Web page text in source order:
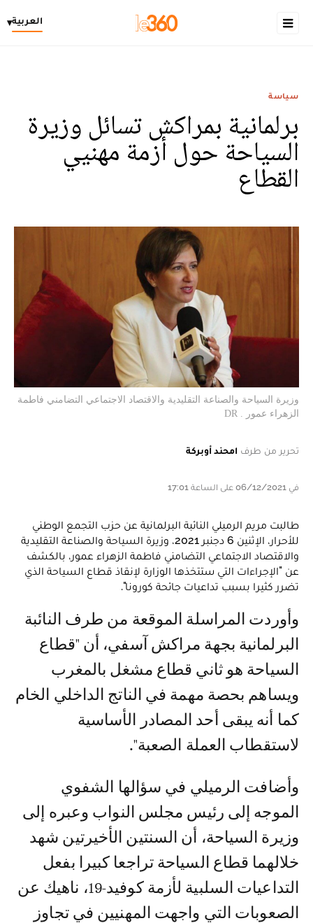
العربية▾
سياسة
برلمانية بمراكش تسائل وزيرة
السياحة حول أزمة مهنيي
القطاع
وزيرة السياحة والصناعة التقليدية والاقتصاد الاجتماعي التضامني فاطمة
الزهراء عمور . DR
تحرير من طرف امحند أوبركة
في 06/12/2021 على الساعة 17:01
طالبت مريم الرميلي النائبة البرلمانية عن حزب التجمع الوطني
للأحرار، الإثنين 6 دجنبر 2021، وزيرة السياحة والصناعة التقليدية
والاقتصاد الاجتماعي التضامني فاطمة الزهراء عمور، بالكشف
عن "الإجراءات التي ستتخذها الوزارة لإنقاذ قطاع السياحة الذي
تضرر كثيرا بسبب تداعيات جائحة كورونا".
وأوردت المراسلة الموقعة من طرف النائبة
البرلمانية بجهة مراكش آسفي، أن "قطاع
السياحة هو ثاني قطاع مشغل بالمغرب
ويساهم بحصة مهمة في الناتج الداخلي الخام
كما أنه يبقى أحد المصادر الأساسية
لاستقطاب العملة الصعبة".
وأضافت الرميلي في سؤالها الشفوي
الموجه إلى رئيس مجلس النواب وعبره إلى
وزيرة السياحة، أن السنتين الأخيرتين شهد
خلالهما قطاع السياحة تراجعا كبيرا بفعل
التداعيات السلبية لأزمة كوفيد-19، ناهيك عن
الصعوبات التي واجهت المهنيين في تجاوز